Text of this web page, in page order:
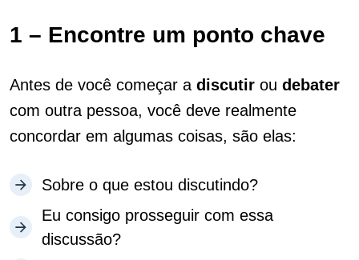
1 – Encontre um ponto chave
Antes de você começar a discutir ou debater
com outra pessoa, você deve realmente
concordar em algumas coisas, são elas:
Sobre o que estou discutindo?
Eu consigo prosseguir com essa
discussão?